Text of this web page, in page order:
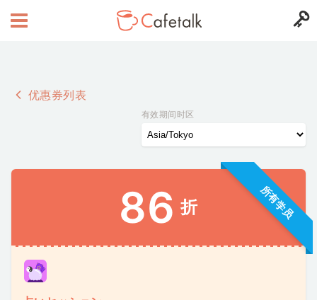
优惠券列表
有效期间时区
所有学员
86 折